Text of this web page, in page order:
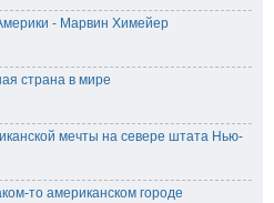
- Марвин Химейер
страна в мире
мечты на севере штата Нью-
то американском городе